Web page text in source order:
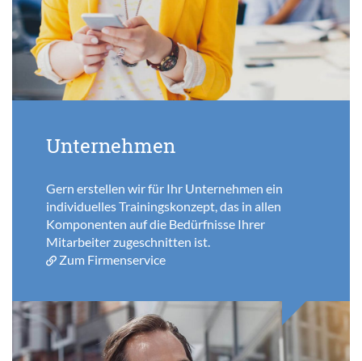
Unternehmen
Gern erstellen wir für Ihr Unternehmen ein
individuelles Trainingskonzept, das in allen
Komponenten auf die Bedürfnisse Ihrer
Mitarbeiter zugeschnitten ist.
Zum Firmenservice